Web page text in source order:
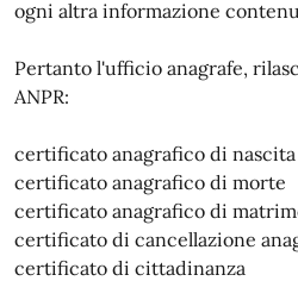
ogni altra informazione
Pertanto l'ufficio anagrafe,
ANPR:
certificato anagrafico di nascita
certificato anagrafico di morte
certificato anagrafico di
certificato di cancellazione
certificato di cittadinanza